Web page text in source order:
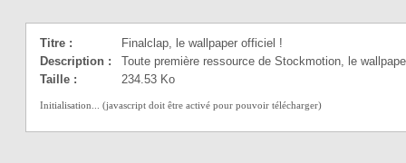
Titre :
Finalclap, le wallpaper officiel !
Description :
Toute première ressource de Stockmotion, le
Taille :
234.53 Ko
Initialisation... (javascript doit être activé pour pouvoir télécharger)